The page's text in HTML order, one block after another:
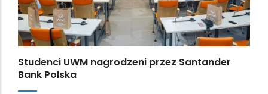
Studenci UWM nagrodzeni przez Santander
Bank Polska